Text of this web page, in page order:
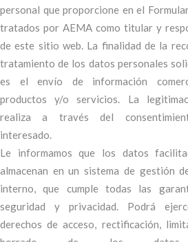
personal que proporcione en el
tratados por AEMA como titular y
de este sitio web. La finalidad de la
tratamiento de los datos personales
es el envío de información
productos y/o servicios. La
realiza a través del
interesado.
Le informamos que los datos
almacenan en un sistema de gestión
interno, que cumple todas las
seguridad y privacidad. ​Podrá
derechos de acceso, rectificación,